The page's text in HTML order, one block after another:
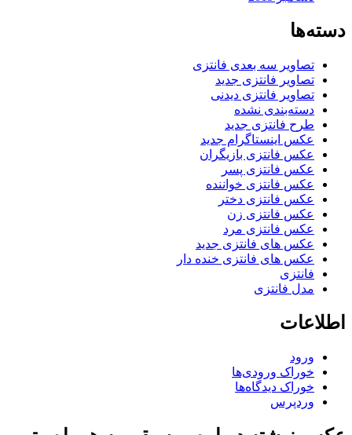
دسته‌ها
تصاویر سه بعدی فانتزی
تصاویر فانتزی جدید
تصاویر فانتزی دیدنی
دسته‌بندی نشده
طرح فانتزی جدید
عکس اینستاگرام جدید
عکس فانتزی بازیگران
عکس فانتزی پسر
عکس فانتزی خواننده
عکس فانتزی دختر
عکس فانتزی زن
عکس فانتزی مرد
عکس های فانتزی جدید
عکس های فانتزی خنده دار
فانتزی
مدل فانتزی
اطلاعات
ورود
خوراک ورودی‌ها
خوراک دیدگاه‌ها
وردپرس